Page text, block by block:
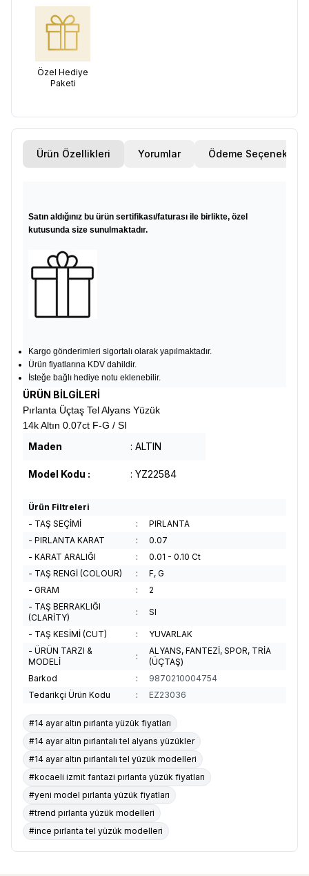
Özel Hediye
Paketi
Ürün Özellikleri Yorumlar Ödeme Seçenekleri
Satın aldığınız bu ürün sertifikası/faturası ile birlikte, özel
kutusunda size sunulmaktadır.
Kargo gönderimleri sigortalı olarak yapılmaktadır.
Ürün fiyatlarına KDV dahildir.
İsteğe bağlı hediye notu eklenebilir.
ÜRÜN BİLGİLERİ
Pırlanta Üçtaş Tel Alyans Yüzük
14k Altın 0.07ct F-G / SI
Maden : ALTIN
Model Kodu : : YZ22584
Ürün Filtreleri
- TAŞ SEÇİMİ
:
PIRLANTA
- PIRLANTA KARAT
:
0.07
- KARAT ARALIĞI
:
0.01 - 0.10 Ct
- TAŞ RENGİ (COLOUR)
:
F, G
- GRAM
:
2
- TAŞ BERRAKLIĞI
(CLARİTY)
: SI
- TAŞ KESİMİ (CUT) :
YUVARLAK
- ÜRÜN TARZI &
MODELİ
:
ALYANS, FANTEZİ, SPOR, TRİA
(ÜÇTAŞ)
Barkod
:
9870210004754
Tedarikçi Ürün Kodu
: EZ23036
#14 ayar altın pırlanta yüzük fiyatları
#14 ayar altın pırlantalı tel alyans yüzükler
#14 ayar altın pırlantalı tel yüzük modelleri
#kocaeli izmit fantazi pırlanta yüzük fiyatları
#yeni model pırlanta yüzük fiyatları
#trend pırlanta yüzük modelleri
#ince pırlanta tel yüzük modelleri